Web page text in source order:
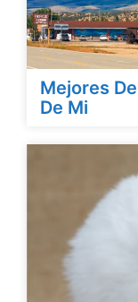
Mejores
De Mi